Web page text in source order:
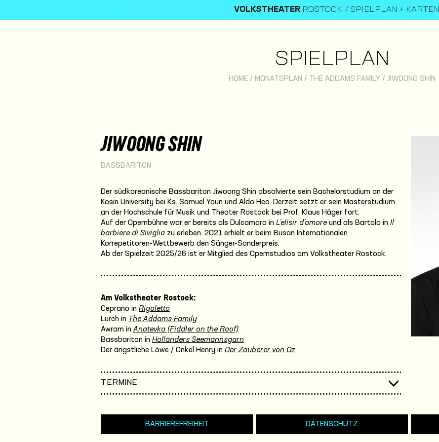
VOLKSTHEATER ROSTOCK SPIELPLAN + KARTEN
SPIELPLAN
HOME/ MONATSPLAN / THE ADDAMS FAMILY / JIWOONG SHIN
JIWOONG SHIN
BASSBARITON
Der südkoreanische Bassbariton Jiwoong Shin absolvierte sein Bachelorstudium an der
Kosin University bei Ks. Samuel Youn und Aldo Heo. Derzeit setzt er sein Masterstudium
an der Hochschule für Musik und Theater Rostock bei Prof. Klaus Häger fort.
Auf der Opernbühne war er bereits als Dulcamara in L’elisir d’amore und als Bartolo in Il
barbiere di Siviglia zu erleben. 2021 erhielt er beim Busan Internationalen
Korrepetitoren-Wettbewerb den Sänger-Sonderpreis.
Ab der Spielzeit 2025/26 ist er Mitglied des Opernstudios am Volkstheater Rostock.
Am Volkstheater Rostock:
Ceprano in Rigoletto
Lurch in The Addams Family
Awram in Anatevka (Fiddler on the Roof)
Bassbariton in Holländers Seemannsgarn
Der ängstliche Löwe / Onkel Henry in Der Zauberer von Oz
TERMINE
BARRIEREFREIHEIT DATENSCHUTZ